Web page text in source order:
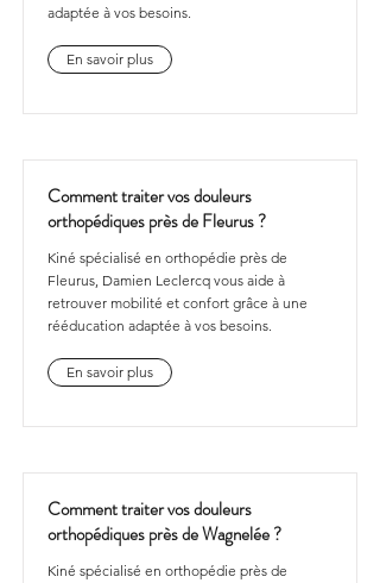
adaptée à vos besoins.
En savoir plus
Comment traiter vos douleurs
orthopédiques près de Fleurus ?
Kiné spécialisé en orthopédie près de
Fleurus, Damien Leclercq vous aide à
retrouver mobilité et confort grâce à une
rééducation adaptée à vos besoins.
En savoir plus
Comment traiter vos douleurs
orthopédiques près de Wagnelée ?
Kiné spécialisé en orthopédie près de